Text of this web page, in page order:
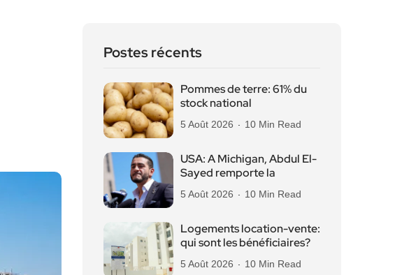
Postes récents
Pommes de terre: 61% du
stock national
5 Août 2026 10 Min Read
USA: A Michigan, Abdul El-
Sayed remporte la
5 Août 2026 10 Min Read
Logements location-vente:
qui sont les bénéficiaires?
5 Août 2026 10 Min Read